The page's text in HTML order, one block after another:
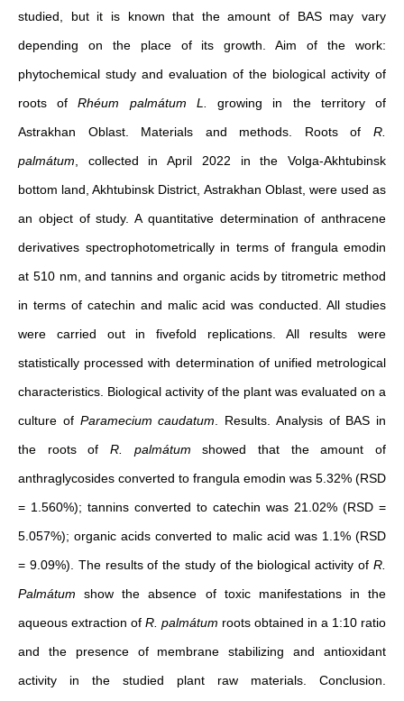
studied, but it is known that the amount of BAS may vary
depending on the place of its growth. Aim of the work:
phytochemical study and evaluation of the biological activity of
roots ofRhéum palmátum L.
growing in the territory of
Astrakhan Oblast. Materials and methods. Roots of R.
palmátum , collected in April 2022 in the Volga-Akhtubinsk
bottom land, Akhtubinsk District, Astrakhan Oblast, were used as
an object of study. A quantitative determination of anthracene
derivatives spectrophotometrically in terms of frangula emodin
at 510 nm, and tannins and organic acids by titrometric method
in terms of catechin and malic acid was conducted. All studies
were carried out in fivefold replications. All results were
statistically processed with determination of unified metrological
characteristics. Biological activity of the plant was evaluated on a
culture of Paramecium caudatum . Results. Analysis of BAS in
the roots of R. palmátum showed that the amount of
anthraglycosides converted to frangula emodin was 5.32% (RSD
= 1.560%); tannins converted to catechin was 21.02% (RSD =
5.057%); organic acids converted to malic acid was 1.1% (RSD
= 9.09%). The results of the study of the biological activity of R.
Palmátum show the absence of toxic manifestations in the
aqueous extraction of R. palmátum roots obtained in a 1:10 ratio
and the presence of membrane stabilizing and antioxidant
activity in the studied plant raw materials. Conclusion.